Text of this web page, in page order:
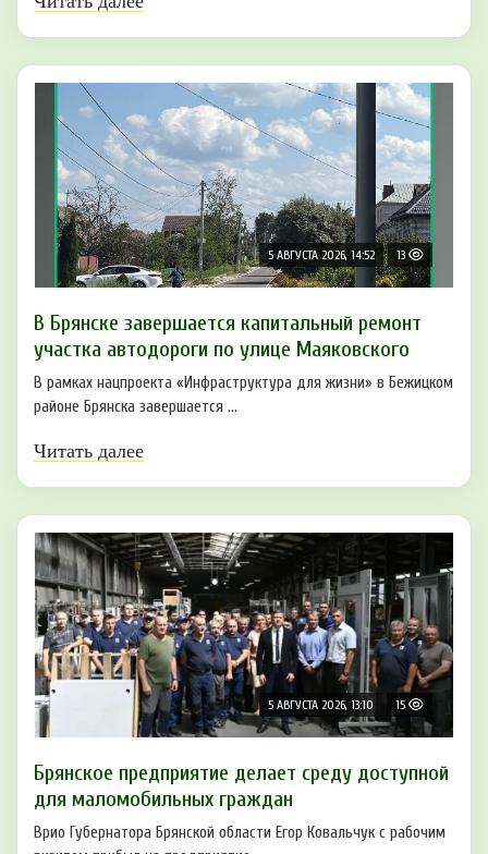
5 АВГУСТА 2026, 14:52 13
В Брянске завершается капитальный ремонт
участка автодороги по улице Маяковского
В рамках нацпроекта «Инфраструктура для жизни» в Бежицком
районе Брянска завершается ...
Читать далее
5 АВГУСТА 2026, 13:10 15
Брянское предприятие делает среду доступной
для маломобильных граждан
Врио Губернатора Брянской области Егор Ковальчук с рабочим